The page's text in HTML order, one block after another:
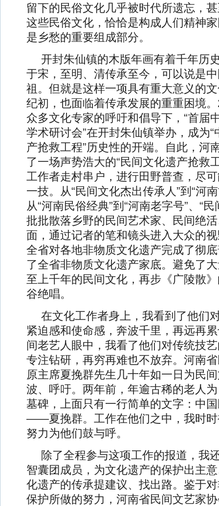
留下的民俗文化几乎被时代所遗忘，
这些民俗文化，恰恰是构成人们精神
是乡愁的重要组成部分。
开封朱仙镇的木版年画有着千年历
于宋，至明、清传承至今，可以说是
祖。但就是这样一项具有重大意义的
纪初，也面临着传承发展的重重困境
众多文化专家的呼吁和倡导下，“首届
学术研讨会”在开封朱仙镇举办，成为
产抢救工程”历史性的开端。自此，河
了一场声势浩大的“民间文化遗产抢救
工作者走村串户，进行田野普查，尽
一技。从“民间文化杰出传承人”到“河
从“河南民俗经典”到“河南老字号”、“
批批散落乡野的民间艺术家、民间绝
面，通过记者的笔和镜头进入大众的
全省对各地非物质文化遗产完成了彻
了全省非物质文化遗产家底。避免了
至上千年的民间文化，再步《广陵散
谷绝唱。
在文化工作者身上，我看到了他们
紧迫感和使命感，奔波千里，再远再
间老艺人眼中，我看了他们对传统技
专注钻研，再穷再难也不放弃。河南
原主席夏挽群先生几十年如一日为民
波、呼吁。两年前，年逾古稀的老人
墓碑，上面只有一行简单的文字：中
——夏挽群。工作在他们之中，我时时
努力为他们鼓与呼。
除了全程参与这项工作的报道，我
智囊团成员，为文化遗产的保护出主
化遗产的传承提建议、找出路。鉴于
保护所做的努力，河南省民间文艺家